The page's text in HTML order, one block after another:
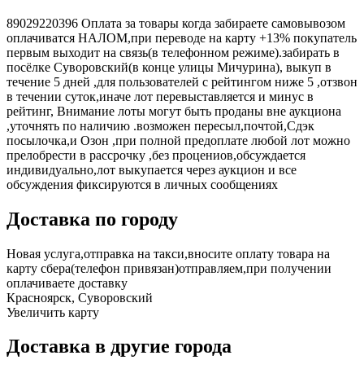
89029220396 Оплата за товары когда забираете самовывозом
оплачиватся НАЛОМ,при переводе на карту +13% покупатель
первым выходит на связь(в телефонном режиме).забирать в
посёлке Суворовский(в конце улицы Мичурина), выкуп в
течение 5 дней ,для пользователей с рейтингом ниже 5 ,отзвон
в течении суток,иначе лот перевыставляется и минус в
рейтинг, Внимание лоты могут быть проданы вне аукциона
,уточнять по наличию .возможен пересыл,почтой,Сдэк
посылочка,и Озон ,при полной предоплате любой лот можно
прелобрести в рассрочку ,без процениов,обсуждается
индивидуально,лот выкупается через аукцион и все
обсуждения фиксируются в личных сообщениях
Доставка по городу
Новая услуга,отправка на такси,вносите оплату товара на
карту сбера(телефон привязан)отправляем,при получении
оплачиваете доставку
Красноярск, Суворовский
Увеличить карту
Доставка в другие города